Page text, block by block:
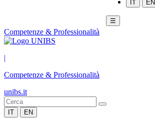
IT EN
☰
Competenze & Professionalità
|
Competenze & Professionalità
unibs.it
IT EN